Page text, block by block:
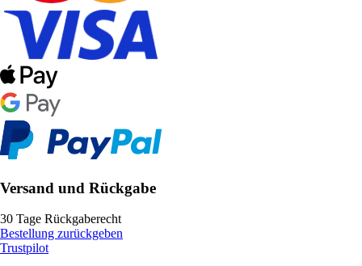
Versand und Rückgabe
30 Tage Rückgaberecht
Bestellung zurückgeben
Trustpilot